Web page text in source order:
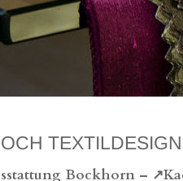
Bockhorn –